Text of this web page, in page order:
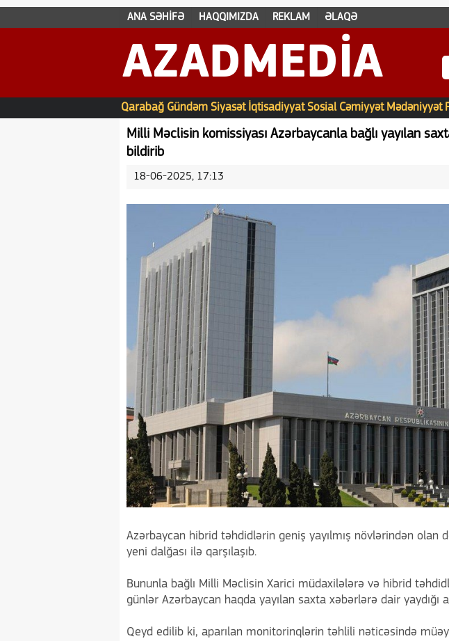
ANA SƏHİFƏ HAQQIMIZDA REKLAM ƏLAQƏ
AZADMEDIA
Qarabağ Gündəm Siyasət İqtisadiyyat Sosial Cəmiyyət Mədəniyyət
Milli Məclisin komissiyası Azərbaycanla bağlı yayılan
bildirib
18-06-2025, 17:13
Azərbaycan hibrid təhdidlərin geniş yayılmış növlərindən olan
yeni dalğası ilə qarşılaşıb.
Bununla bağlı Milli Məclisin Xarici müdaxilələrə və hibrid
günlər Azərbaycan haqda yayılan saxta xəbərlərə dair yaydığı
Qeyd edilib ki, aparılan monitorinqlərin təhlili nəticəsində